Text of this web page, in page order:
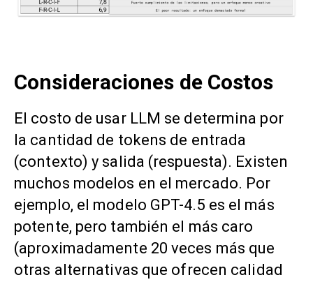
Consideraciones de Costos
El costo de usar LLM se determina por
la cantidad de tokens de entrada
(contexto) y salida (respuesta). Existen
muchos modelos en el mercado. Por
ejemplo, el modelo GPT-4.5 es el más
potente, pero también el más caro
(aproximadamente 20 veces más que
otras alternativas que ofrecen calidad